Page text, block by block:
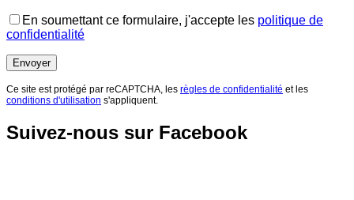
En soumettant ce formulaire, j'accepte les politique de
confidentialité
Ce site est protégé par reCAPTCHA, les règles de confidentialité et les
conditions d'utilisation s'appliquent.
Suivez-nous sur Facebook